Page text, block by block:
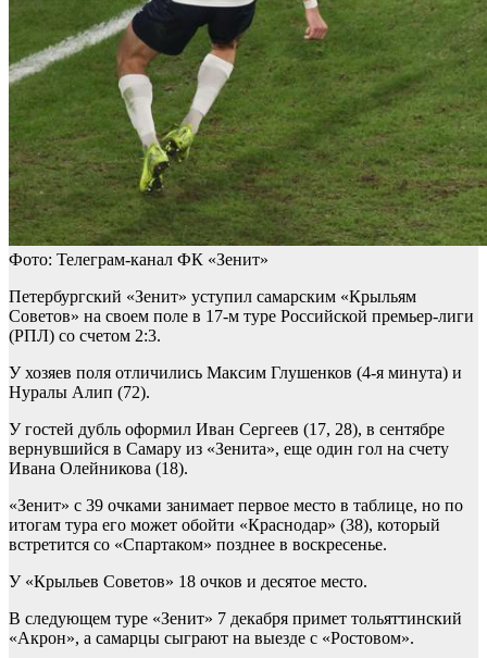
Фото: Телеграм-канал ФК «Зенит»
Петербургский «Зенит» уступил самарским «Крыльям
Советов» на своем поле в 17-м туре Российской премьер-лиги
(РПЛ) со счетом 2:3.
У хозяев поля отличились Максим Глушенков (4-я минута) и
Нуралы Алип (72).
У гостей дубль оформил Иван Сергеев (17, 28), в сентябре
вернувшийся в Самару из «Зенита», еще один гол на счету
Ивана Олейникова (18).
«Зенит» с 39 очками занимает первое место в таблице, но по
итогам тура его может обойти «Краснодар» (38), который
встретится со «Спартаком» позднее в воскресенье.
У «Крыльев Советов» 18 очков и десятое место.
В следующем туре «Зенит» 7 декабря примет тольяттинский
«Акрон», а самарцы сыграют на выезде с «Ростовом».